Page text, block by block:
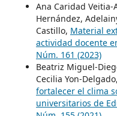
Ana Caridad Veitia-
Hernández,
Castillo, Material
actividad docente
Núm. 161 (2023)
Beatriz Miguel-
Cecilia Yon-Delgado,
fortalecer el clima
universitarios de